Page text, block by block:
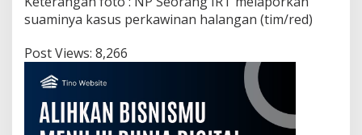
suaminya kasus perkawinan halangan (tim/red)
Post Views: 8,266